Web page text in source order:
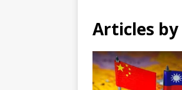
Articles by